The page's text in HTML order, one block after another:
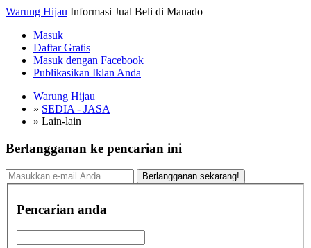
Warung Hijau Informasi Jual Beli di Manado
Masuk
Daftar Gratis
Masuk dengan Facebook
Publikasikan Iklan Anda
Warung Hijau
» SEDIA - JASA
» Lain-lain
Berlangganan ke pencarian ini
Berlangganan sekarang!
Pencarian anda